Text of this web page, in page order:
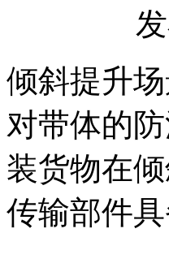
倾斜提升
对带体的
装货物在
传输部件具